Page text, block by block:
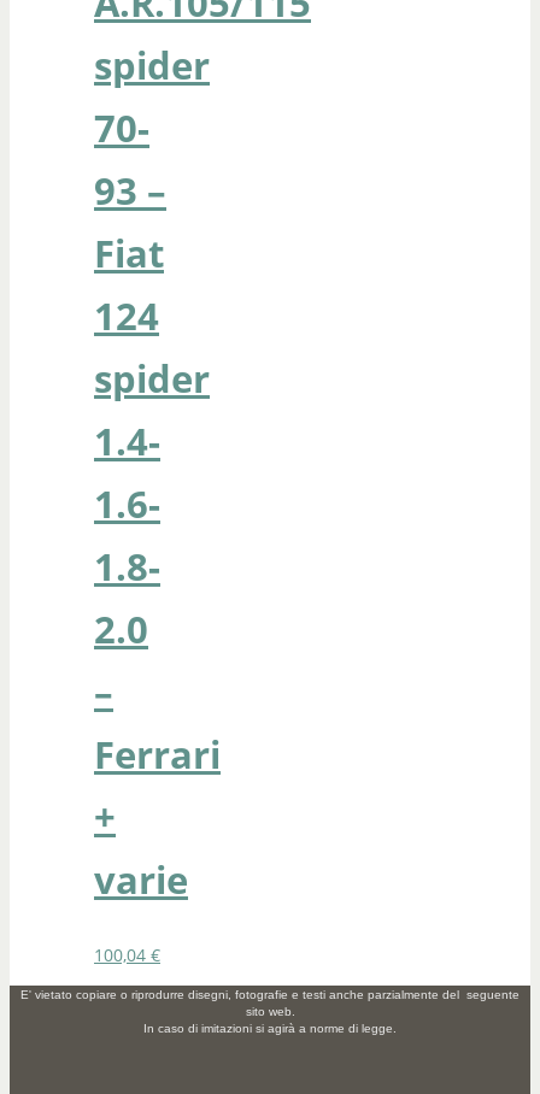
spider
70-
93 –
Fiat
124
spider
1.4-
1.6-
1.8-
2.0
–
Ferrari
+
varie
100,04 €
E' vietato copiare o riprodurre disegni, fotografie e testi anche parzialmente del seguente
sito web.
In caso di imitazioni si agirà a norme di legge.